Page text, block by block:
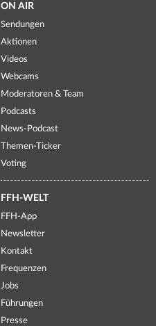
ON AIR
Sendungen
Aktionen
Videos
Webcams
Moderatoren & Team
Podcasts
News-Podcast
Themen-Ticker
Voting
FFH-WELT
FFH-App
Newsletter
Kontakt
Frequenzen
Jobs
Führungen
Presse